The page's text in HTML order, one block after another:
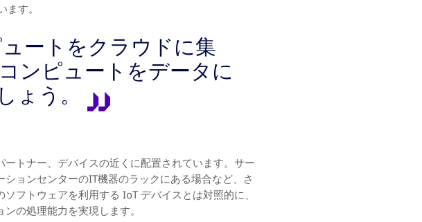
す。
ートをクラウドに集
ンピュートをデータに
う。
トナー、デバイスの近くに配置されています。サー
ョンセンターのIT機器のラックにある場合など、さ
フトウェアを利用する IoT デバイスとは対照的に、
の処理能力を実現します。